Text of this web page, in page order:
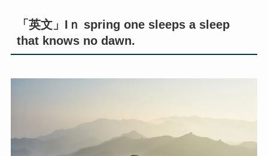
「英文」Iｎ spring one sleeps a sleep
that knows no dawn.